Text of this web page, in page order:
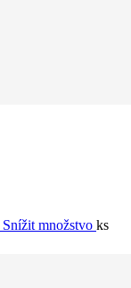
Snížit množstvo ks